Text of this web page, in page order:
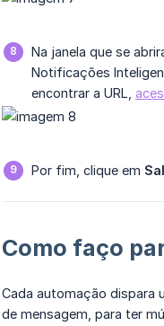
Na janela que se
Notificações
encontrar a URL,
Por fim, clique em
Como faço
Cada automação dispara
de mensagem, para ter